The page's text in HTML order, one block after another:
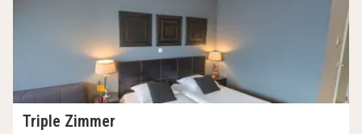
Triple Zimmer